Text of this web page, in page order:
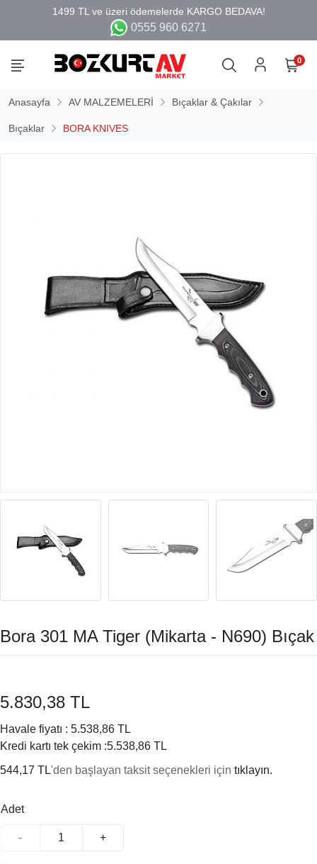
0555 960 6271
0
Anasayfa AV MALZEMELERİ Bıçaklar & Çakılar
Bıçaklar BORA KNIVES
Bora 301 MA Tiger (Mikarta - N690) Bıçak
5.830,38 TL
Havale fiyatı : 5.538,86 TL
Kredi kartı tek çekim :5.538,86 TL
544,17 TL'den başlayan taksit seçenekleri için tıklayın.
Adet
- +